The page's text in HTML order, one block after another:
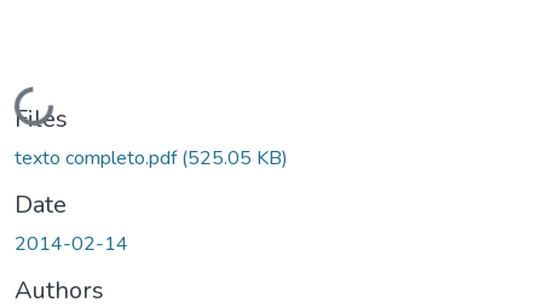
Loading...
Files
texto completo.pdf(525.05 KB)
Date
2014-02-14
Authors